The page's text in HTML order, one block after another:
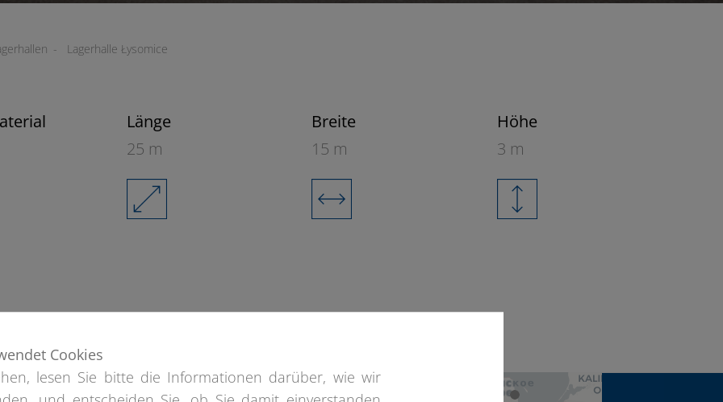
- Lagerhalle Łysomice
Länge
25 m
Breite
15 m
Höhe
3 m
Cookies
lesen Sie bitte die Informationen darüber, wie wir